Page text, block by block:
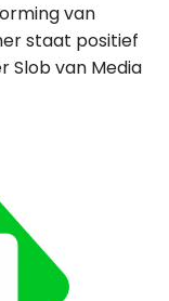
van
staat positief
Slob van Media